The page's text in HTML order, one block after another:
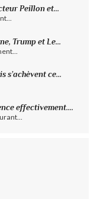
Peillon et...
Trump et Le...
s’achèvent ce...
effectivement....